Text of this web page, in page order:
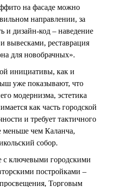
на фасаде можно
направлении, за
и дизайн-код – наведение
вывесками, реставрация
для новобрачных».
инициативы, как и
уже показывают, что
модернизма, эстетика
как часть городской
и требует тактичного
чем Каланча,
собор.
с ключевыми городскими
постройками –
Торговым